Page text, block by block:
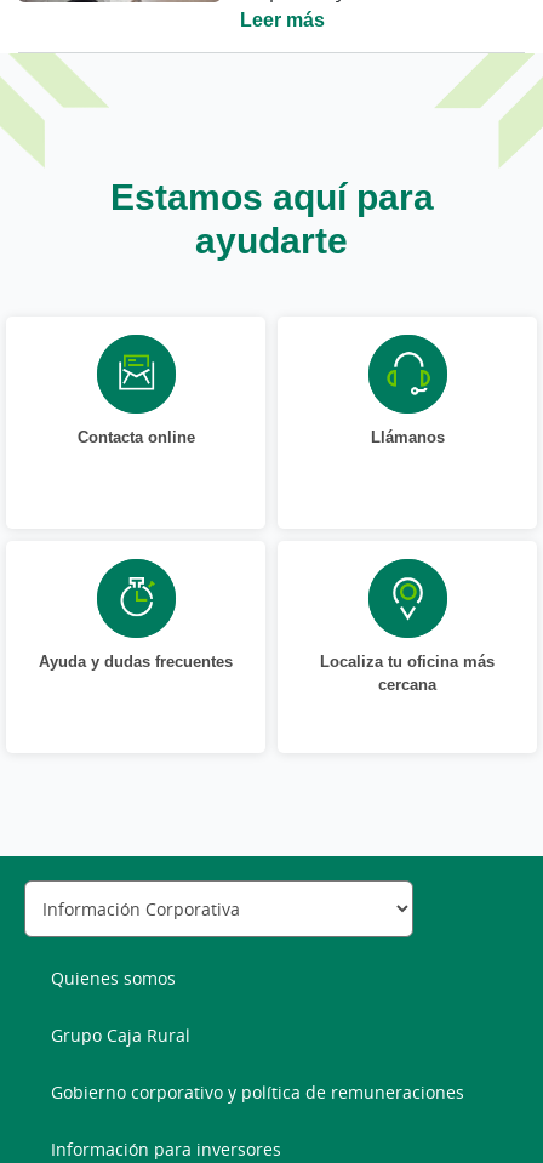
Leer más
Estamos aquí para
ayudarte
Contacta online Llámanos
Ayuda y dudas frecuentes
Localiza tu oficina más
cercana
Quienes somos
Grupo Caja Rural
Gobierno corporativo y política de remuneraciones
Información para inversores